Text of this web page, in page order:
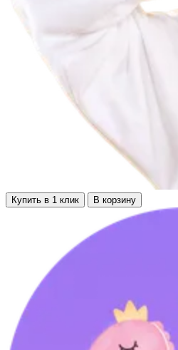
Купить в 1 клик В корзину